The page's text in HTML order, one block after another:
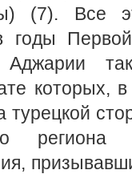
(7). Все
годы
Аджарии
которых,
турецкой
региона